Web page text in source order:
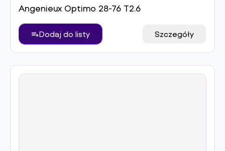
Angenieux Optimo 28-76 T2.6
Dodaj do listy Szczegóły